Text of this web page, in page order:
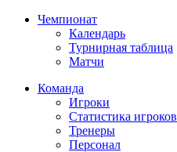
Чемпионат
Календарь
Турнирная таблица
Матчи
Команда
Игроки
Статистика игроков
Тренеры
Персонал